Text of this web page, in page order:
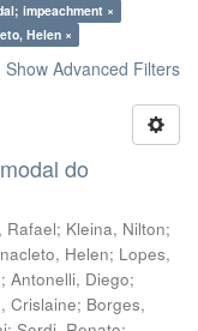
impeachment ×
Helen ×
Show Advanced Filters
do
Rafael; Kleina, Nilton;
Helen; Lopes,
; Antonelli, Diego;
Crislaine; Borges,